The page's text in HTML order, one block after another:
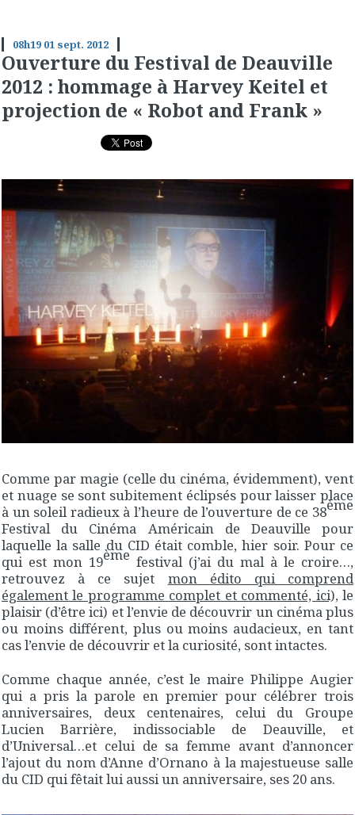
08h19 01 sept. 2012
Ouverture du Festival de Deauville
2012 : hommage à Harvey Keitel et
projection de « Robot and Frank »
Comme par magie (celle du cinéma, évidemment), vent
et nuage se sont subitement éclipsés pour laisser place
à un soleil radieux à l’heure de l’ouverture de ce 38ème
Festival du Cinéma Américain de Deauville pour
laquelle la salle du CID était comble, hier soir. Pour ce
qui est mon 19ème festival (j’ai du mal à le croire…,
retrouvez à ce sujet mon édito qui comprend
également le programme complet et commenté, ici),le
plaisir (d’être ici) et l’envie de découvrir un cinéma plus
ou moins différent, plus ou moins audacieux, en tant
cas l’envie de découvrir et la curiosité, sont intactes.
Comme chaque année, c’est le maire Philippe Augier
qui a pris la parole en premier pour célébrer trois
anniversaires, deux centenaires, celui du Groupe
Lucien Barrière, indissociable de Deauville, et
d’Universal…et celui de sa femme avant d’annoncer
l’ajout du nom d’Anne d’Ornano à la majestueuse salle
du CID qui fêtait lui aussi un anniversaire, ses 20 ans.